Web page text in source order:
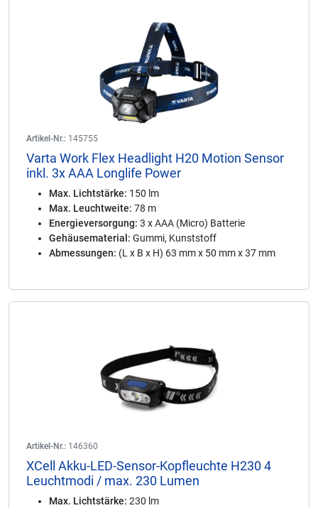
Artikel-Nr.: 145755
Varta Work Flex Headlight H20 Motion Sensor
inkl. 3x AAA Longlife Power
Max. Lichtstärke: 150 lm
Max. Leuchtweite: 78 m
Energieversorgung: 3 x AAA (Micro) Batterie
Gehäusematerial: Gummi, Kunststoff
Abmessungen: (L x B x H) 63 mm x 50 mm x 37 mm
Artikel-Nr.: 146360
XCell Akku-LED-Sensor-Kopfleuchte H230 4
Leuchtmodi / max. 230 Lumen
Max. Lichtstärke: 230 lm